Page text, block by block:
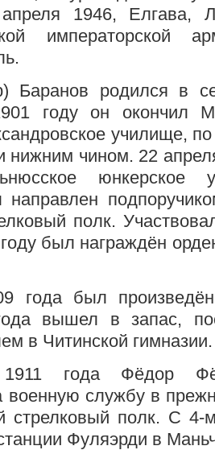
1946, Елгава,
императорской
Баранов родился в
году он окончил
училище, по
нижним чином. 22
полк.
был награждён
года был
вышел в запас,
в Читинской гимназии.
года Фёдор
военную службу в
стрелковый полк. С 4-
Фуляэрди в